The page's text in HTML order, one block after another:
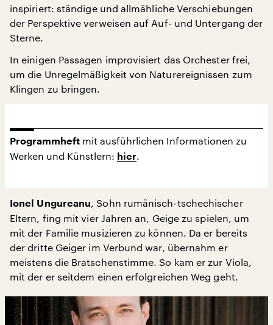
inspiriert: ständige und allmähliche Verschiebungen
der Perspektive verweisen auf Auf- und Untergang der
Sterne.
In einigen Passagen improvisiert das Orchester frei,
um die Unregelmäßigkeit von Naturereignissen zum
Klingen zu bringen.
Programmheft mit ausführlichen Informationen zu
Werken und Künstlern: hier.
Ionel Ungureanu, Sohn rumänisch-tschechischer
Eltern, fing mit vier Jahren an, Geige zu spielen, um
mit der Familie musizieren zu können. Da er bereits
der dritte Geiger im Verbund war, übernahm er
meistens die Bratschenstimme. So kam er zur Viola,
mit der er seitdem einen erfolgreichen Weg geht.